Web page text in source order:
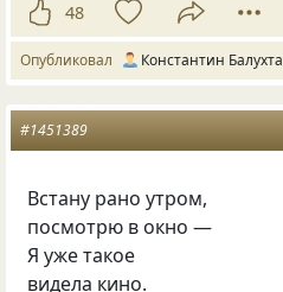
48
Опубликовал Константин Балухта
#1451389
Встану рано утром,
посмотрю в окно —
Я уже такое
видела кино.